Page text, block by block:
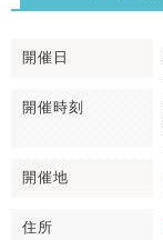
開催日
開催時刻
開催地
住所